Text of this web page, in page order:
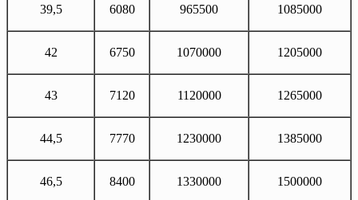
39,5 6080 965500 1085000
42 6750 1070000 1205000
43 7120 1120000 1265000
44,5 7770 1230000 1385000
46,5 8400 1330000 1500000